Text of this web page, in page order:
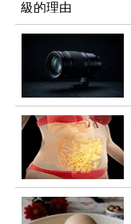
級的理由